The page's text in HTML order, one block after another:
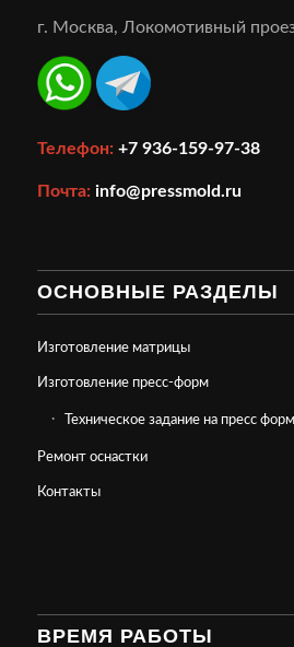
г. Москва, Локомотивный
Телефон: +7 936-159-97-38
Почта: info@pressmold.ru
ОСНОВНЫЕ РАЗДЕЛЫ
Изготовление матрицы
Изготовление пресс-форм
Техническое задание на пресс
Ремонт оснастки
Контакты
ВРЕМЯ РАБОТЫ